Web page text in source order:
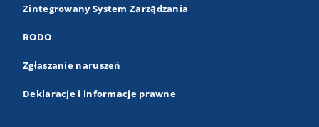
Zintegrowany System Zarządzania
RODO
Zgłaszanie naruszeń
Deklaracje i informacje prawne